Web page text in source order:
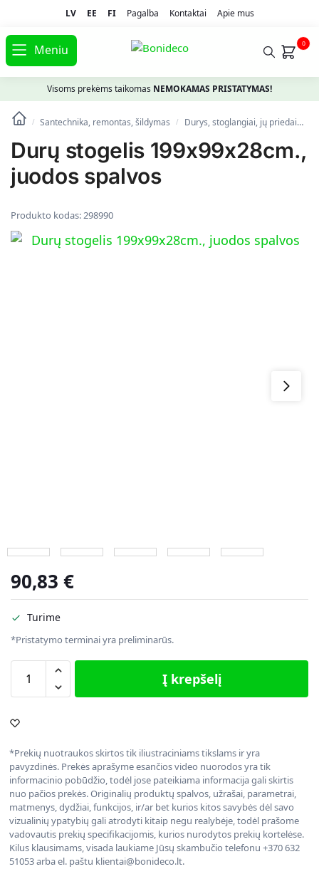
LV EE FI Pagalba Kontaktai Apie mus
Meniu 0
Visoms prekėms taikomas NEMOKAMAS PRISTATYMAS!
/ Santechnika, remontas, šildymas / Durys, stoglangiai, jų priedai
Durų stogelis 199x99x28cm.,
juodos spalvos
Produkto kodas:298990
90,83 €
Turime
*Pristatymo terminai yra preliminarūs.
Į krepšelį
*Prekių nuotraukos skirtos tik iliustraciniams tikslams ir yra
pavyzdinės. Prekės aprašyme esančios video nuorodos yra tik
informacinio pobūdžio, todėl jose pateikiama informacija gali skirtis
nuo pačios prekės. Originalių produktų spalvos, užrašai, parametrai,
matmenys, dydžiai, funkcijos, ir/ar bet kurios kitos savybės dėl savo
vizualinių ypatybių gali atrodyti kitaip negu realybėje, todėl prašome
vadovautis prekių specifikacijomis, kurios nurodytos prekių kortelėse.
Kilus klausimams, visada laukiame Jūsų skambučio telefonu +370 632
51053 arba el. paštu klientai@bonideco.lt.